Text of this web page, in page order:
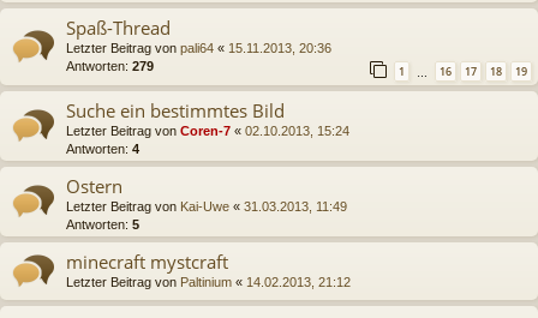
Spaß-Thread
Letzter Beitrag von pali64 « 15.11.2013, 20:36
Antworten: 279 1 … 16 17 18 19
Suche ein bestimmtes Bild
Letzter Beitrag von Coren-7 « 02.10.2013, 15:24
Antworten: 4
Ostern
Letzter Beitrag von Kai-Uwe « 31.03.2013, 11:49
Antworten: 5
minecraft mystcraft
Letzter Beitrag von Paltinium « 14.02.2013, 21:12